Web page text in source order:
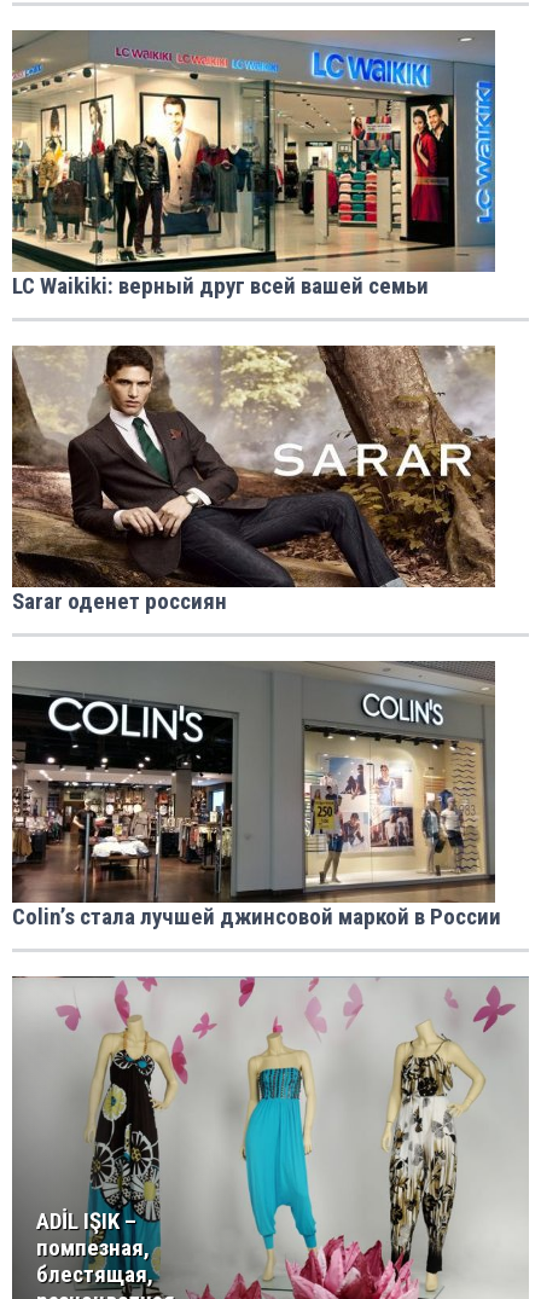
LC Waikiki: верный друг всей вашей семьи
Sarar оденет россиян
Colin’s стала лучшей джинсовой маркой в России
ADİL IŞIK –
помпезная,
блестящая,